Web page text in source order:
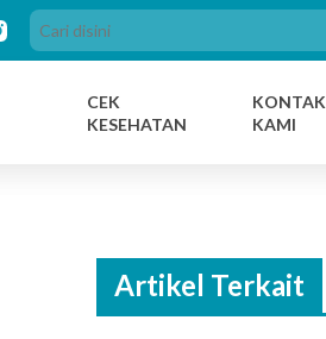
CEK
KESEHATAN
KONTAK
KAMI
Artikel Terkait